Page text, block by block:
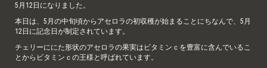
5月12日になりました。
本日は、5月の中旬頃からアセロラの初収穫が始まることにちなんで、5月
12日に記念日が制定されています。
チェリーににた形状のアセロラの果実はビタミンｃを豊富に含んでいるこ
とからビタミンｃの王様と呼ばれています。